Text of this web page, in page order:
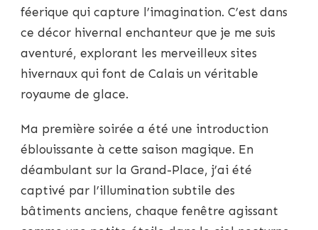
CALAIS
féerique qui capture l’imagination. C’est dans
ce décor hivernal enchanteur que je me suis
aventuré, explorant les merveilleux sites
hivernaux qui font de Calais un véritable
royaume de glace.
Ma première soirée a été une introduction
éblouissante à cette saison magique. En
déambulant sur la Grand-Place, j’ai été
captivé par l’illumination subtile des
bâtiments anciens, chaque fenêtre agissant